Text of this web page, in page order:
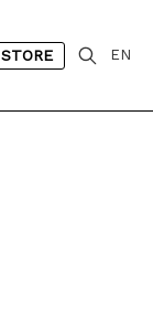
STORE EN